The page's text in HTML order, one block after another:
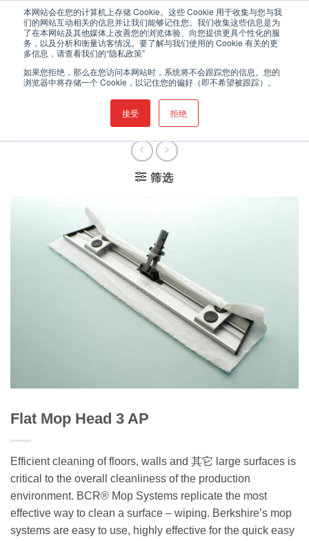
本网站会在您的计算机上存储 Cookie。这些 Cookie 用于收集与您与我
们的网站互动相关的信息并让我们能够记住您。我们收集这些信息是为
了在本网站及其他媒体上改善您的浏览体验、向您提供更具个性化的服
务，以及分析和衡量访客情况。要了解与我们使用的 Cookie 有关的更
多信息，请查看我们的“隐私政策”
如果您拒绝，那么在您访问本网站时，系统将不会跟踪您的信息。您的
浏览器中将存储一个 Cookie，以记住您的偏好（即不希望被跟踪）。
接受 拒绝
欢迎登录伯克希尔的中文网站
无尘室清洁耗材
洁净室平板拖把
筛选
Flat Mop Head 3 AP
Efficient cleaning of floors, walls and 其它 large surfaces is
critical to the overall cleanliness of the production
environment. BCR® Mop Systems replicate the most
effective way to clean a surface – wiping. Berkshire’s mop
systems are easy to use, highly effective for the quick easy